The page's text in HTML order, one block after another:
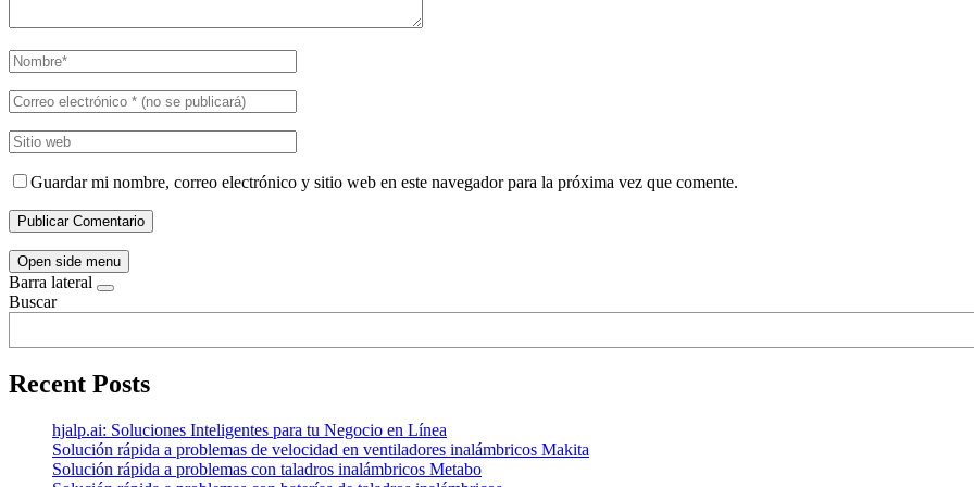
Guardar mi nombre, correo electrónico y sitio web en este navegador para la próxima vez que comente.
Open side menu
Barra lateral
Buscar
Recent Posts
hjalp.ai: Soluciones Inteligentes para tu Negocio en Línea
Solución rápida a problemas de velocidad en ventiladores inalámbricos Makita
Solución rápida a problemas con taladros inalámbricos Metabo